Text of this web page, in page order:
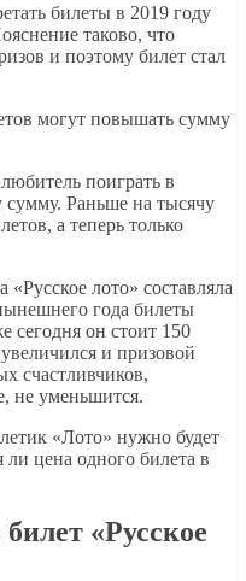
билеты в 2019 году
таково, что
и поэтому билет стал
могут повышать сумму
поиграть в
сумму. Раньше на тысячу
а теперь только
лото» составляла
года билеты
он стоит 150
и призовой
счастливчиков,
не уменьшится.
«Лото» нужно будет
ли цена одного билета в
«Русское